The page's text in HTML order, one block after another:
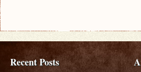
Recent Posts